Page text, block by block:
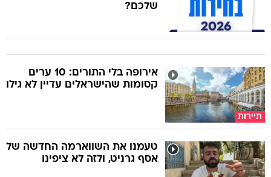
שלכם?
תיירות
אירופה בלי התורים: 10 ערים
קסומות שהישראלים עדיין לא גילו
טעמנו את השווארמה החדשה של
אסף גרניט, ולזה לא ציפינו